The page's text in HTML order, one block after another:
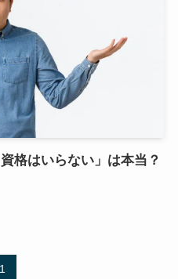
格はいらない」は本当？
1